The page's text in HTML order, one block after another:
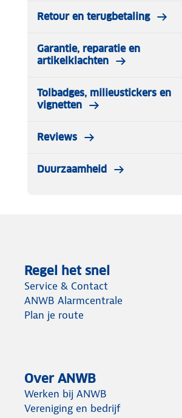
Retour en terugbetaling
Garantie, reparatie en
artikelklachten
Tolbadges, milieustickers en
vignetten
Reviews
Duurzaamheid
Regel het snel
Service & Contact
ANWB Alarmcentrale
Plan je route
Over ANWB
Werken bij ANWB
Vereniging en bedrijf